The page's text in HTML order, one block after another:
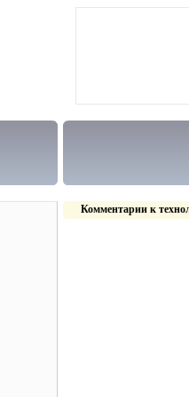
Комментарии к